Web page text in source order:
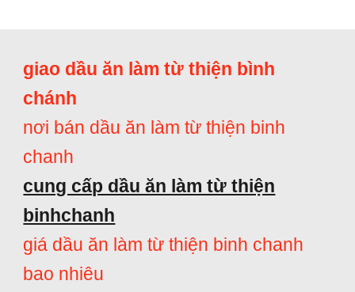
giao dầu ăn làm từ thiện bình
chánh
nơi bán dầu ăn làm từ thiện binh
chanh
cung cấp dầu ăn làm từ thiện
binhchanh
giá dầu ăn làm từ thiện binh chanh
bao nhiêu